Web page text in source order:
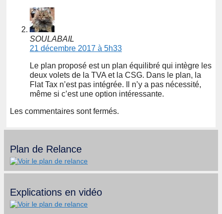
SOULABAIL
21 décembre 2017 à 5h33
Le plan proposé est un plan équilibré qui intègre les
deux volets de la TVA et la CSG. Dans le plan, la
Flat Tax n’est pas intégrée. Il n’y a pas nécessité,
même si c’est une option intéressante.
Les commentaires sont fermés.
Plan de Relance
Explications en vidéo